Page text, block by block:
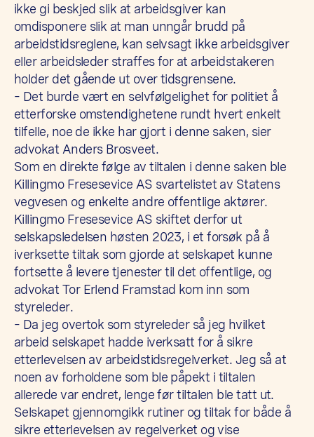
ikke gi beskjed slik at arbeidsgiver kan
omdisponere slik at man unngår brudd på
arbeidstidsreglene, kan selvsagt ikke arbeidsgiver
eller arbeidsleder straffes for at arbeidstakeren
holder det gående ut over tidsgrensene.
– Det burde vært en selvfølgelighet for politiet å
etterforske omstendighetene rundt hvert enkelt
tilfelle, noe de ikke har gjort i denne saken, sier
advokat Anders Brosveet.
Som en direkte følge av tiltalen i denne saken ble
Killingmo Fresesevice AS svartelistet av Statens
vegvesen og enkelte andre offentlige aktører.
Killingmo Fresesevice AS skiftet derfor ut
selskapsledelsen høsten 2023, i et forsøk på å
iverksette tiltak som gjorde at selskapet kunne
fortsette å levere tjenester til det offentlige, og
advokat Tor Erlend Framstad kom inn som
styreleder.
– Da jeg overtok som styreleder så jeg hvilket
arbeid selskapet hadde iverksatt for å sikre
etterlevelsen av arbeidstidsregelverket. Jeg så at
noen av forholdene som ble påpekt i tiltalen
allerede var endret, lenge før tiltalen ble tatt ut.
Selskapet gjennomgikk rutiner og tiltak for både å
sikre etterlevelsen av regelverket og vise